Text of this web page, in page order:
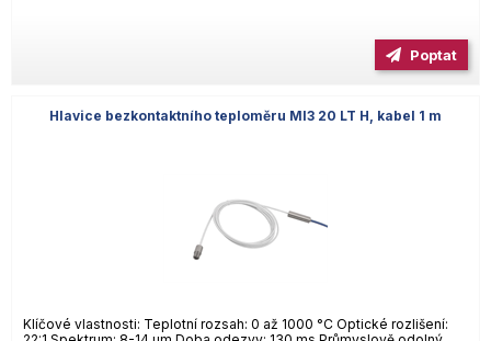
Poptat
Hlavice bezkontaktního teploměru MI3 20 LT H, kabel 1 m
Klíčové vlastnosti: Teplotní rozsah: 0 až 1000 °C Optické rozlišení: